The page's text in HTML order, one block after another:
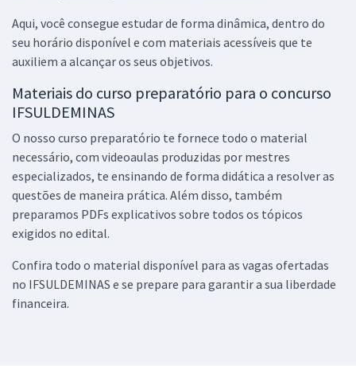
Aqui, você consegue estudar de forma dinâmica, dentro do
seu horário disponível e com materiais acessíveis que te
auxiliem a alcançar os seus objetivos.
Materiais do curso preparatório para o concurso
IFSULDEMINAS
O nosso curso preparatório te fornece todo o material
necessário, com videoaulas produzidas por mestres
especializados, te ensinando de forma didática a resolver as
questões de maneira prática. Além disso, também
preparamos PDFs explicativos sobre todos os tópicos
exigidos no edital.
Confira todo o material disponível para as vagas ofertadas
no IFSULDEMINAS e se prepare para garantir a sua liberdade
financeira.